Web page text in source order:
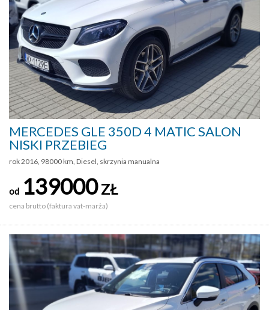
MERCEDES GLE 350D 4 MATIC SALON
NISKI PRZEBIEG
rok 2016, 98000 km, Diesel, skrzynia manualna
od 139000ZŁ
cena brutto (faktura vat-marża)